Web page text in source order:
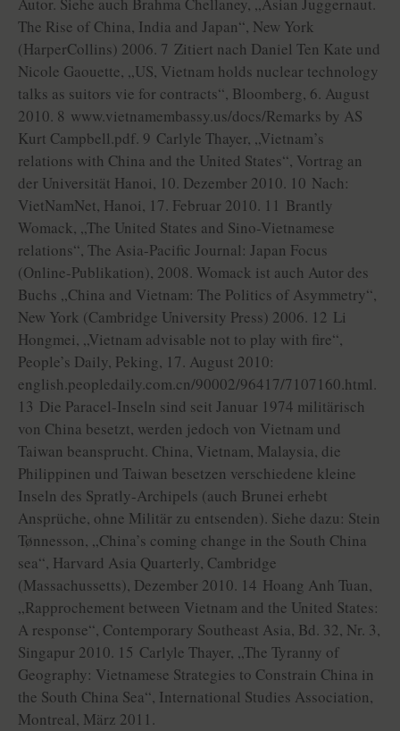
Autor. Siehe auch Brahma Chellaney, „Asian Juggernaut.
The Rise of China, India and Japan“, New York
(HarperCollins) 2006. 7 Zitiert nach Daniel Ten Kate und
Nicole Gaouette, „US, Vietnam holds nuclear technology
talks as suitors vie for contracts“, Bloomberg, 6. August
2010. 8 www.vietnamembassy.us/docs/Remarks by AS
Kurt Campbell.pdf. 9 Carlyle Thayer, „Vietnam’s
relations with China and the United States“, Vortrag an
der Universität Hanoi, 10. Dezember 2010. 10 Nach:
VietNamNet, Hanoi, 17. Februar 2010. 11 Brantly
Womack, „The United States and Sino-Vietnamese
relations“, The Asia-Pacific Journal: Japan Focus
(Online-Publikation), 2008. Womack ist auch Autor des
Buchs „China and Vietnam: The Politics of Asymmetry“,
New York (Cambridge University Press) 2006. 12 Li
Hongmei, „Vietnam advisable not to play with fire“,
People’s Daily, Peking, 17. August 2010:
english.peopledaily.com.cn/90002/96417/7107160.html.
13 Die Paracel-Inseln sind seit Januar 1974 militärisch
von China besetzt, werden jedoch von Vietnam und
Taiwan beansprucht. China, Vietnam, Malaysia, die
Philippinen und Taiwan besetzen verschiedene kleine
Inseln des Spratly-Archipels (auch Brunei erhebt
Ansprüche, ohne Militär zu entsenden). Siehe dazu: Stein
Tønnesson, „China’s coming change in the South China
sea“, Harvard Asia Quarterly, Cambridge
(Massachussetts), Dezember 2010. 14 Hoang Anh Tuan,
„Rapprochement between Vietnam and the United States:
A response“, Contemporary Southeast Asia, Bd. 32, Nr. 3,
Singapur 2010. 15 Carlyle Thayer, „The Tyranny of
Geography: Vietnamese Strategies to Constrain China in
the South China Sea“, International Studies Association,
Montreal, März 2011.